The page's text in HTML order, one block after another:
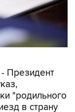
- Президент
"родильного
в страну